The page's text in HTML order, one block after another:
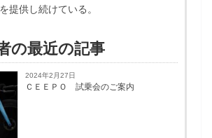
を提供し続けている。
の最近の記事
2024年2月27日
ＣＥＥＰＯ 試乗会のご案内